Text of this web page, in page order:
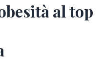
al top